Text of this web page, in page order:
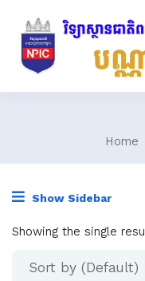
Home
Show Sidebar
Showing the single
Sort by (Default)